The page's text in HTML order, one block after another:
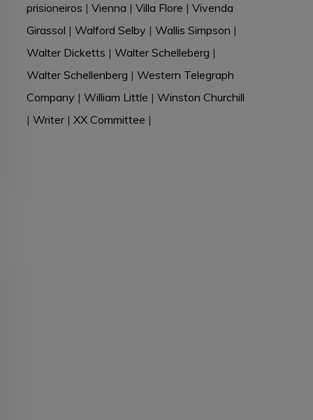
prisioneiros | Vienna | Villa Flore | Vivenda
Girassol | Walford Selby | Wallis Simpson |
Walter Dicketts | Walter Schelleberg |
Walter Schellenberg | Western Telegraph
Company | William Little | Winston Churchill
| Writer| XX Committee |